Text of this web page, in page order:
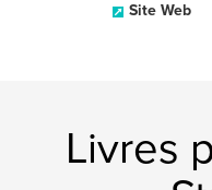
Site Web
Livres